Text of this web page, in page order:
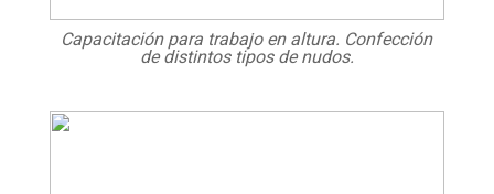
Capacitación para trabajo en altura. Confección
de distintos tipos de nudos.